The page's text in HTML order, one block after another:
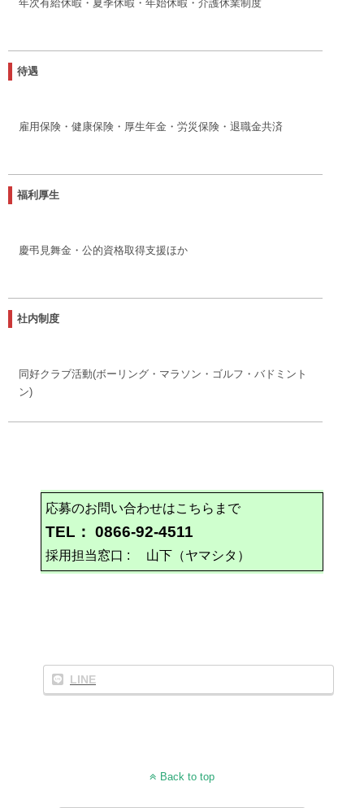
年次有給休暇・夏季休暇・年始休暇・介護休業制度
待遇
雇用保険・健康保険・厚生年金・労災保険・退職金共済
福利厚生
慶弔見舞金・公的資格取得支援ほか
社内制度
同好クラブ活動(ボーリング・マラソン・ゴルフ・バドミント
ン)
応募のお問い合わせはこちらまで
TEL： 0866-92-4511
採用担当窓口 : 山下（ヤマシタ）
LINE
Back to top